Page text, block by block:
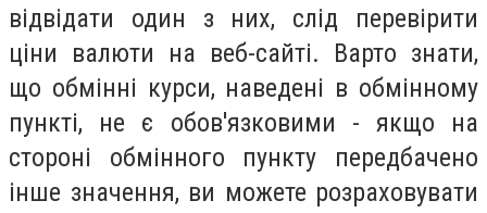
відвідати один з них, слід перевірити
ціни валюти на веб-сайті. Варто знати,
що обмінні курси, наведені в обмінному
пункті, не є обов'язковими - якщо на
стороні обмінного пункту передбачено
інше значення, ви можете розраховувати